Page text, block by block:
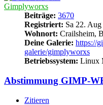
Gimplyworxs
Beiträge: 3670
Registriert: Sa 22. Aug
Wohnort: Crailsheim,
Deine Galerie: https://
galerie/gimplyworxs
Betriebssystem: Linux
Abstimmung GIMP-
Zitieren